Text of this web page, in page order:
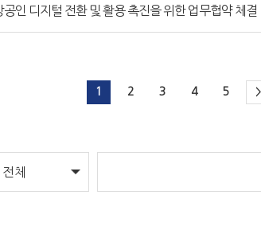
인 디지털 전환 및 활용 촉진을 위한 업무협약 체결
1 2 3 4 5 >